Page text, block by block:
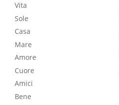
Vita
Sole
Casa
Mare
Amore
Cuore
Amici
Bene